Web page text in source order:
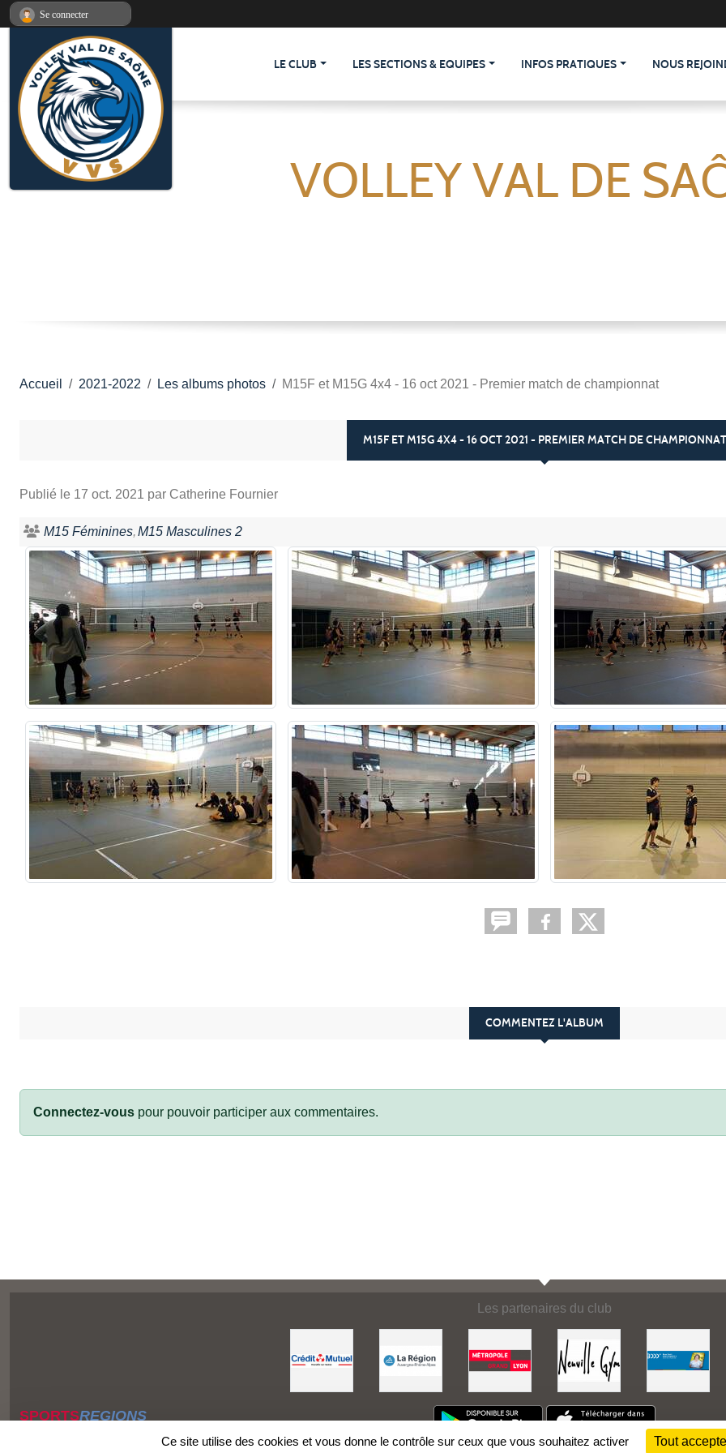
LE CLUB LES SECTIONS & EQUIPES INFOS PRATIQUES NOUS
VOLLEY VAL DE
Accueil 2021-2022 Les albums photos M15F et M15G 4x4 - 16 oct 2021 - Premier match de championnat
M15F ET M15G 4X4 - 16 OCT 2021 - PREMIER MATCH DE CHAMPIONNAT
Publié le 17 oct. 2021 par Catherine Fournier
M15 Féminines M15 Masculines 2
COMMENTEZ L'ALBUM
Connectez-vous pour pouvoir participer aux commentaires.
Les partenaires du club
SPORTSREGIONS
Se connecter
Panneau de gestion des cookies
Ce site utilise des cookies et vous donne le contrôle sur ceux que vous souhaitez activer Tout